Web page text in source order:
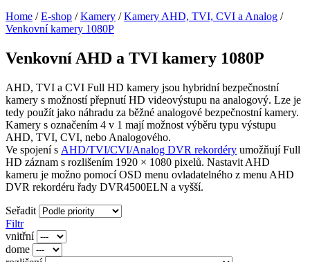
Home / E-shop / Kamery / Kamery AHD, TVI, CVI a Analog /
Venkovní kamery 1080P
Venkovní AHD a TVI kamery 1080P
AHD, TVI a CVI Full HD kamery jsou hybridní bezpečnostní
kamery s možností přepnutí HD videovýstupu na analogový. Lze je
tedy použít jako náhradu za běžné analogové bezpečnostní kamery.
Kamery s označením 4 v 1 mají možnost výběru typu výstupu
AHD, TVI, CVI, nebo Analogového.
Ve spojení s AHD/TVI/CVI/Analog DVR rekordéry umožňují Full
HD záznam s rozlišením 1920 × 1080 pixelů. Nastavit AHD
kameru je možno pomocí OSD menu ovladatelného z menu AHD
DVR rekordéru řady DVR4500ELN a vyšší.
Seřadit
Filtr
vnitřní
dome